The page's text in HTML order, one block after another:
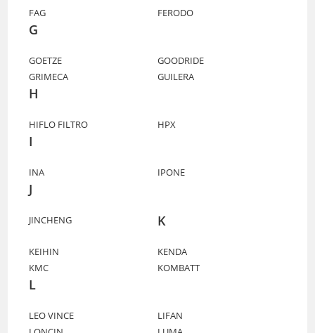
FAG FERODO
G
GOETZE
GOODRIDE
GRIMECA
GUILERA
H
HIFLO FILTRO HPX
I
INA IPONE
J
JINCHENG K
KEIHIN
KENDA
KMC
KOMBATT
L
LEO VINCE
LIFAN